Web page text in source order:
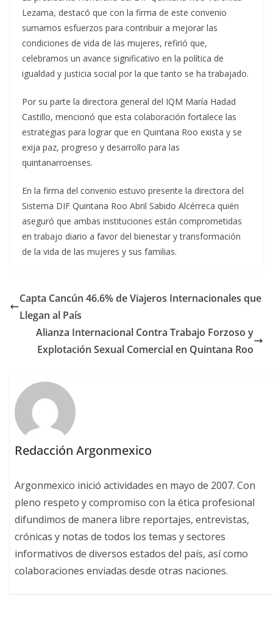
Lezama, destacó que con la firma de este convenio
sumamos esfuerzos para contribuir a mejorar las
condiciones de vida de las mujeres, refirió que,
celebramos un avance significativo en la política de
igualdad y justicia social por la que tanto se ha trabajado.
Por su parte la directora general del IQM María Hadad
Castillo, mencionó que esta colaboración fortalece las
estrategias para lograr que en Quintana Roo exista y se
exija paz, progreso y desarrollo para las
quintanarroenses.
En la firma del convenio estuvo presente la directora del
Sistema DIF Quintana Roo Abril Sabido Alcérreca quién
aseguró que ambas instituciones están comprometidas
en trabajo diario a favor del bienestar y transformación
de la vida de las mujeres y sus familias.
Capta Cancún 46.6% de Viajeros Internacionales que
Llegan al País
Alianza Internacional Contra Trabajo Forzoso y
Explotación Sexual Comercial en Quintana Roo
Redacción Argonmexico
Argonmexico inició actividades en mayo de 2007. Con
pleno respeto y compromiso con la ética profesional
difundimos de manera libre reportajes, entrevistas,
crónicas y notas de todos los temas y sectores
informativos de diversos estados del país, así como
colaboraciones enviadas desde otras naciones.